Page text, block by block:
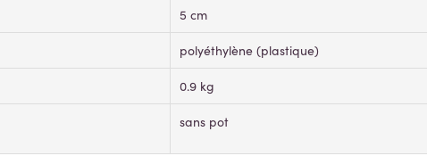
5 cm
polyéthylène (plastique)
0.9 kg
sans pot